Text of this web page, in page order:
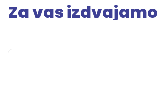
Za vas izdvajamo